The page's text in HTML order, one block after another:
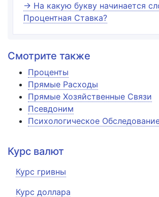
→ На какую букву начинается
Процентная Ставка?
Смотрите также
Проценты
Прямые Расходы
Прямые Хозяйственные Связи
Псевдоним
Психологическое
Курс валют
Курс гривны
Курс доллара